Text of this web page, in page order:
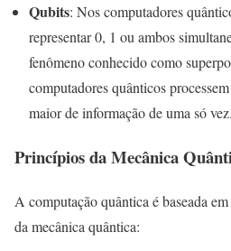
Qubits: Nos computadores
representar 0, 1 ou ambos
fenômeno conhecido como
computadores quânticos
maior de informação de uma só vez.
Princípios da Mecânica
A computação quântica é baseada
da mecânica quântica: